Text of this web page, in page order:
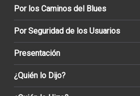
Por los Caminos del Blues
Por Seguridad de los Usuarios
Presentación
¿Quién lo Dijo?